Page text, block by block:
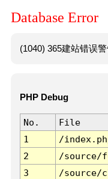
Database Error
(1040) 365建站错误
PHP Debug
No. File
1
/
2
/source/
3
/source/